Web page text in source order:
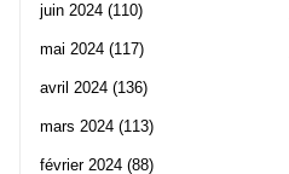
juin 2024 (110)
mai 2024 (117)
avril 2024 (136)
mars 2024 (113)
février 2024 (88)